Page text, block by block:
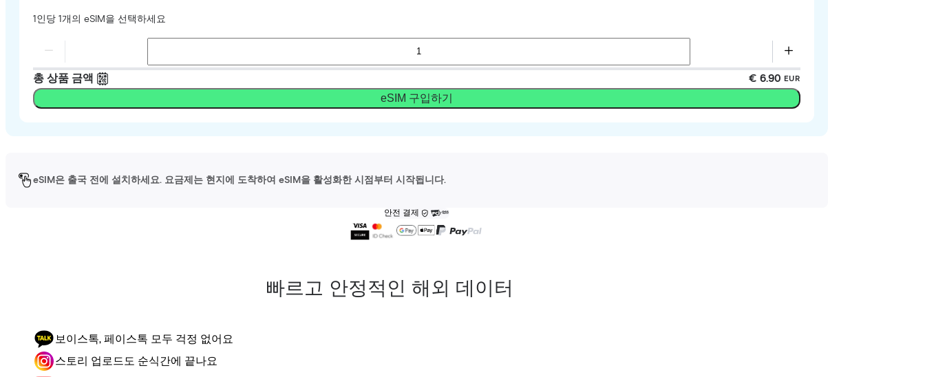
1인당 1개의 eSIM을 선택하세요
총 상품 금액 € 6.90 EUR
eSIM 구입하기
eSIM은 출국 전에 설치하세요. 요금제는 현지에 도착하여 eSIM을 활성화한 시점부터 시작됩니다.
안전 결제
빠르고 안정적인 해외 데이터
보이스톡, 페이스톡 모두 걱정 없어요
스토리 업로드도 순식간에 끝나요